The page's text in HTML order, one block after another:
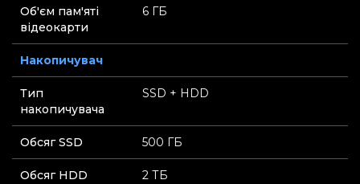
Об'єм пам'яті
відеокарти
6 ГБ
Накопичувач
Тип
накопичувача
SSD + HDD
Обсяг SSD 500 ГБ
Обсяг HDD 2 ТБ